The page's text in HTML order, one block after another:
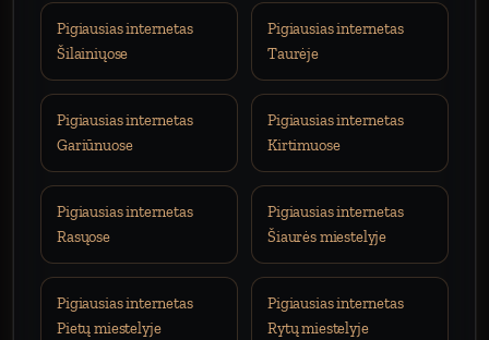
Pigiausias internetas
Šilainiųose
Pigiausias internetas
Taurėje
Pigiausias internetas
Gariūnuose
Pigiausias internetas
Kirtimuose
Pigiausias internetas
Rasųose
Pigiausias internetas
Šiaurės miestelyje
Pigiausias internetas
Pietų miestelyje
Pigiausias internetas
Rytų miestelyje